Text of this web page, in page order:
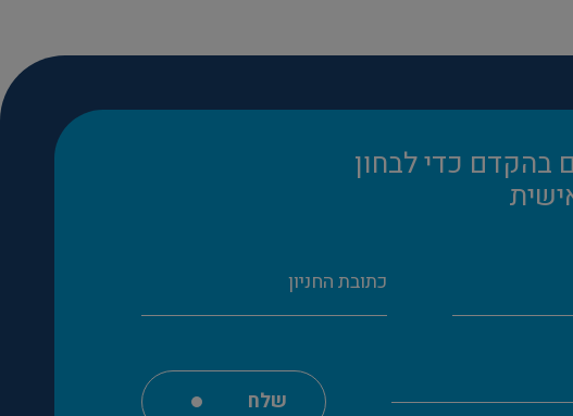
בהקדם כדי לבחון
שלח